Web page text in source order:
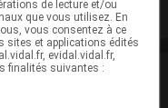
de lecture et/ou
que vous utilisez. En
vous consentez à ce
sites et applications édités
evidal.vidal.fr,
finalités suivantes :